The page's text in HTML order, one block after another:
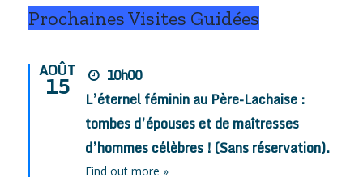
Prochaines Visites Guidées
AOÛT
15
10h00
L’éternel féminin au Père-Lachaise :
tombes d’épouses et de maîtresses
d’hommes célèbres ! (Sans réservation).
Find out more »